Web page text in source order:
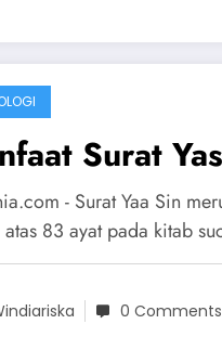
Surat
- Surat Yaa Sin
83 ayat pada kitab
0 Comments